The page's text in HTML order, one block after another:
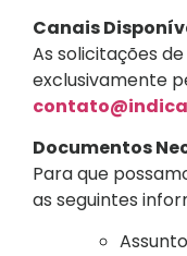
Canais
As solicitações
exclusivamente
Documentos
Para que
as seguintes